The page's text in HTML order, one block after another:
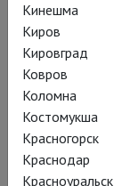
Кинешма
Киров
Кировград
Ковров
Коломна
Костомукша
Красногорск
Краснодар
Красноуральск